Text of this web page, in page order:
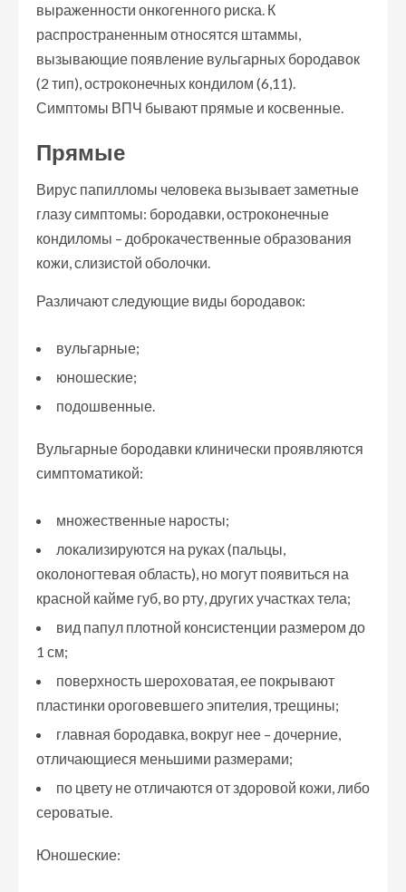
выраженности онкогенного риска. К
распространенным относятся штаммы,
вызывающие появление вульгарных бородавок
(2 тип), остроконечных кондилом (6,11).
Симптомы ВПЧ бывают прямые и косвенные.
Прямые
Вирус папилломы человека вызывает заметные
глазу симптомы: бородавки, остроконечные
кондиломы – доброкачественные образования
кожи, слизистой оболочки.
Различают следующие виды бородавок:
вульгарные;
юношеские;
подошвенные.
Вульгарные бородавки клинически проявляются
симптоматикой:
множественные наросты;
локализируются на руках (пальцы,
околоногтевая область), но могут появиться на
красной кайме губ, во рту, других участках тела;
вид папул плотной консистенции размером до
1 см;
поверхность шероховатая, ее покрывают
пластинки ороговевшего эпителия, трещины;
главная бородавка, вокруг нее – дочерние,
отличающиеся меньшими размерами;
по цвету не отличаются от здоровой кожи, либо
сероватые.
Юношеские: